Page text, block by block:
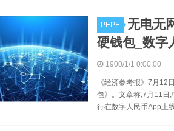
PEPE
无电无
硬钱包_数字
1900/1/1 0:00:00
《经济参考报》7月
包》。文章称,7月11日
行在数字人民币App上